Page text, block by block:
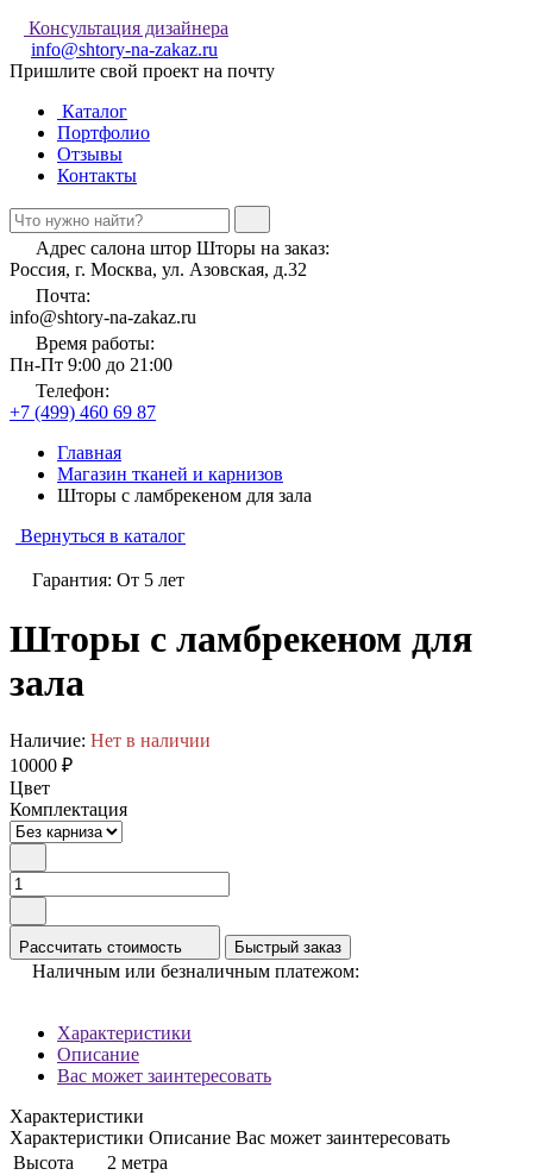
Консультация дизайнера
info@shtory-na-zakaz.ru
Пришлите свой проект на почту
Каталог
Портфолио
Отзывы
Контакты
Адрес салона штор Шторы на заказ:
Россия, г. Москва, ул. Азовская, д.32
Почта:
info@shtory-na-zakaz.ru
Время работы:
Пн-Пт 9:00 до 21:00
Телефон:
+7 (499) 460 69 87
Главная
Магазин тканей и карнизов
Шторы с ламбрекеном для зала
Вернуться в каталог
Гарантия: От 5 лет
Шторы с ламбрекеном для
зала
Наличие: Нет в наличии
10000 ₽
Цвет
Комплектация
Рассчитать стоимость Быстрый заказ
Наличным или безналичным платежом:
Характеристики
Описание
Вас может заинтересовать
Характеристики
Характеристики Описание Вас может заинтересовать
Высота
2 метра